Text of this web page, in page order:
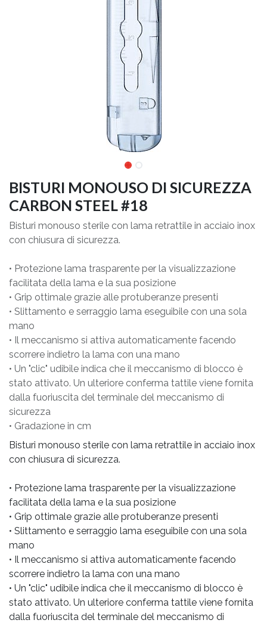
BISTURI MONOUSO DI SICUREZZA
CARBON STEEL #18
Bisturi monouso sterile con lama retrattile in acciaio inox
con chiusura di sicurezza.
• Protezione lama trasparente per la visualizzazione
facilitata della lama e la sua posizione
• Grip ottimale grazie alle protuberanze presenti
• Slittamento e serraggio lama eseguibile con una sola
mano
• Il meccanismo si attiva automaticamente facendo
scorrere indietro la lama con una mano
• Un "clic" udibile indica che il meccanismo di blocco è
stato attivato. Un ulteriore conferma tattile viene fornita
dalla fuoriuscita del terminale del meccanismo di
sicurezza
• Gradazione in cm
Bisturi monouso sterile con lama retrattile in acciaio inox
con chiusura di sicurezza.
• Protezione lama trasparente per la visualizzazione
facilitata della lama e la sua posizione
• Grip ottimale grazie alle protuberanze presenti
• Slittamento e serraggio lama eseguibile con una sola
mano
• Il meccanismo si attiva automaticamente facendo
scorrere indietro la lama con una mano
• Un "clic" udibile indica che il meccanismo di blocco è
stato attivato. Un ulteriore conferma tattile viene fornita
dalla fuoriuscita del terminale del meccanismo di